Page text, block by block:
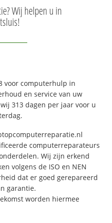
Wij helpen u in
voor computerhulp in
en service van uw
313 dagen per jaar voor u
computerreparateurs
Wij zijn erkend
volgens de ISO en NEN
dat er goed gerepareerd
garantie.
worden hiermee